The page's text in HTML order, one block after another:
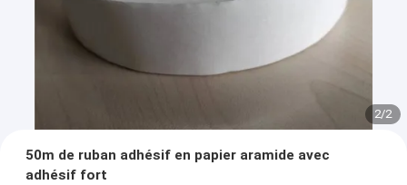
2/2
50m de ruban adhésif en papier aramide avec
adhésif fort